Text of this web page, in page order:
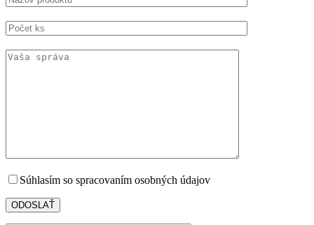
Súhlasím so spracovaním osobných údajov